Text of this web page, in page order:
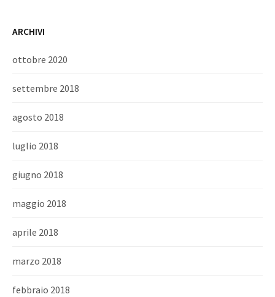
ARCHIVI
ottobre 2020
settembre 2018
agosto 2018
luglio 2018
giugno 2018
maggio 2018
aprile 2018
marzo 2018
febbraio 2018